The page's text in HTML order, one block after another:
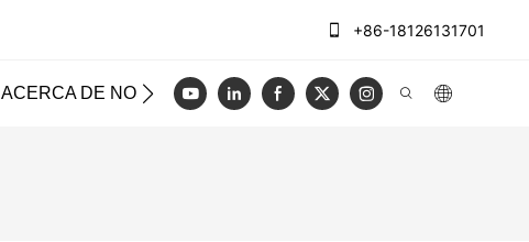
+86-18126131701
ACERCA DE NOSOTROS CASOS REGISTRO